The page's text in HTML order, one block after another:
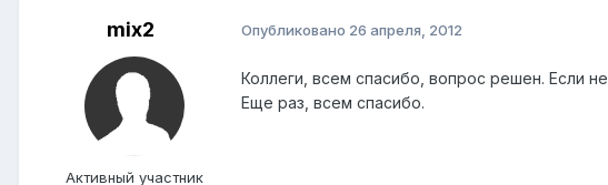
mix2
Активный участник
Опубликовано 26 апреля, 2012
Коллеги, всем спасибо, вопрос решен. Если
Еще раз, всем спасибо.